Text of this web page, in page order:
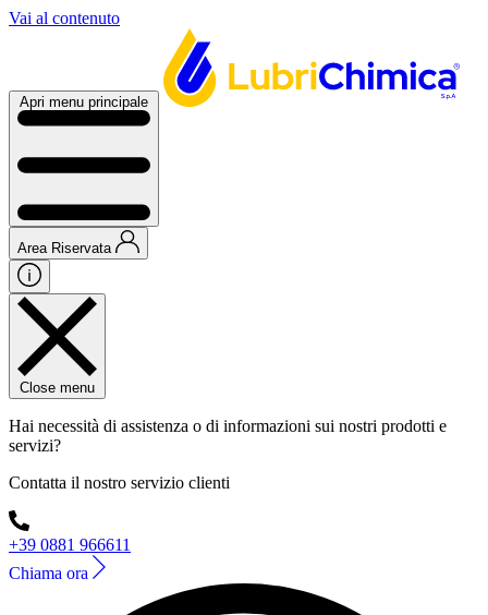
Vai al contenuto
Apri menu principale
Area Riservata
Close menu
Hai necessità di assistenza o di informazioni sui nostri prodotti e
servizi?
Contatta il nostro servizio clienti
+39 0881 966611
Chiama ora